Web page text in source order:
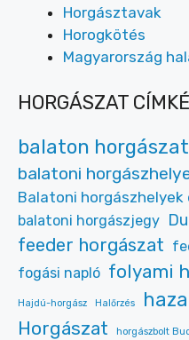
Horgásztavak
Horogkötés
Magyarország
HORGÁSZAT
balaton horgászat
balatoni
Balatoni horgászhelyek
balatoni horgászjegy
feeder horgászat
fogási napló folyami
Hajdú-horgász Halőrzés
Horgászat horgászbolt